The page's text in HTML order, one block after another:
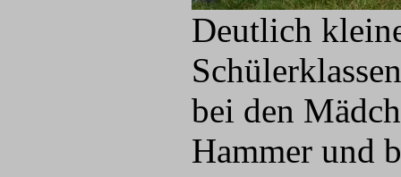
Deutlich
bei den
Hammer und